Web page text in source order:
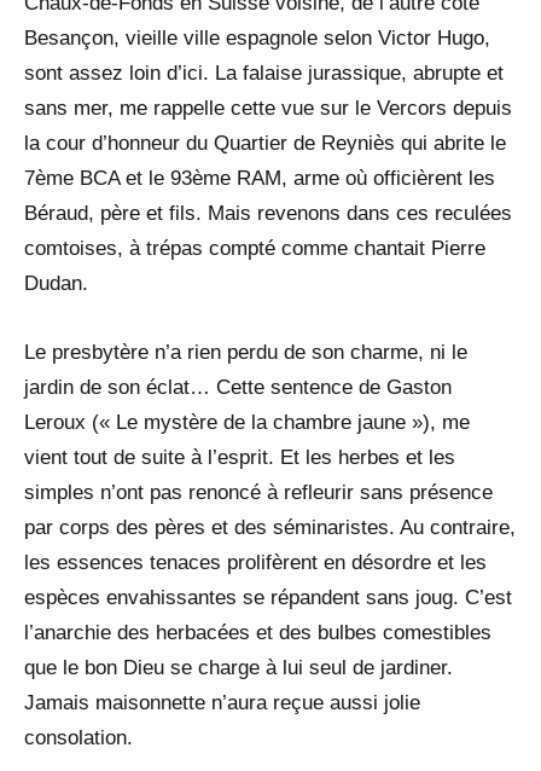
Besançon, vieille ville espagnole selon Victor Hugo,
sont assez loin d’ici. La falaise jurassique, abrupte et
sans mer, me rappelle cette vue sur le Vercors depuis
la cour d’honneur du Quartier de Reyniès qui abrite le
7ème BCA et le 93ème RAM, arme où officièrent les
Béraud, père et fils. Mais revenons dans ces reculées
comtoises, à trépas compté comme chantait Pierre
Dudan.
Le presbytère n’a rien perdu de son charme, ni le
jardin de son éclat… Cette sentence de Gaston
Leroux (« Le mystère de la chambre jaune »), me
vient tout de suite à l’esprit. Et les herbes et les
simples n’ont pas renoncé à refleurir sans présence
par corps des pères et des séminaristes. Au contraire,
les essences tenaces prolifèrent en désordre et les
espèces envahissantes se répandent sans joug. C’est
l’anarchie des herbacées et des bulbes comestibles
que le bon Dieu se charge à lui seul de jardiner.
Jamais maisonnette n’aura reçue aussi jolie
consolation.